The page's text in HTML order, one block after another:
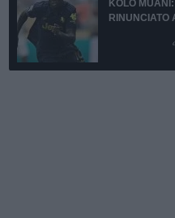
KOLO
RINUNCIATO